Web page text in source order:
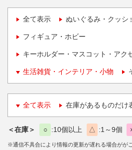
全て表示 ぬいぐるみ・クッシ
フィギュア・ホビー
キーホルダー・マスコット・アク
生活雑貨・インテリア・小物
全て表示 在庫があるものだけ
＜在庫＞ ○ 10個以上 △ 1～9個
※通信不具合により情報の更新が遅れる場合がが